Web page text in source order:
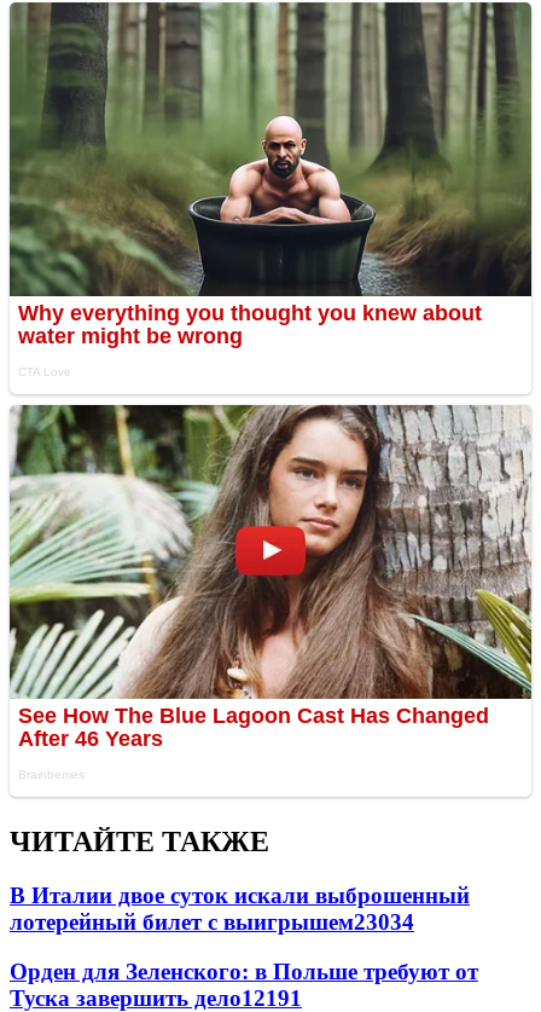
ЧИТАЙТЕ ТАКЖЕ
В Италии двое суток искали выброшенный
лотерейный билет с выигрышем23034
Орден для Зеленского: в Польше требуют от
Туска завершить дело12191